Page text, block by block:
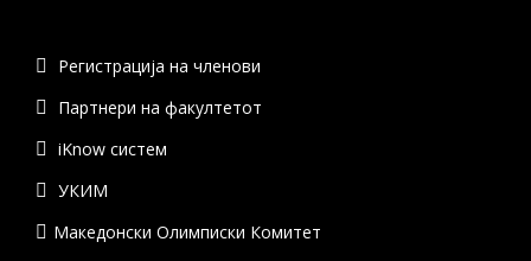
Регистрација на членови
Партнери на факултетот
iKnow систем
УКИМ
Македонски Олимписки Комитет